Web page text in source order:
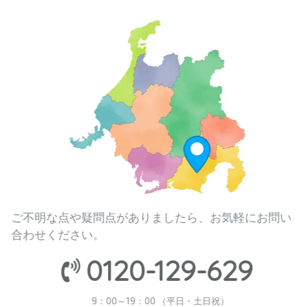
ご不明な点や疑問点がありましたら、お気軽にお問い
合わせください。
0120-129-629
9：00～19：00 （平日・土日祝）